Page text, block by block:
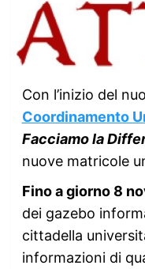
Con l’inizio del
Coordinamento
Facciamo la
nuove matricole
Fino a giorno 8
dei gazebo
cittadella
informazioni di